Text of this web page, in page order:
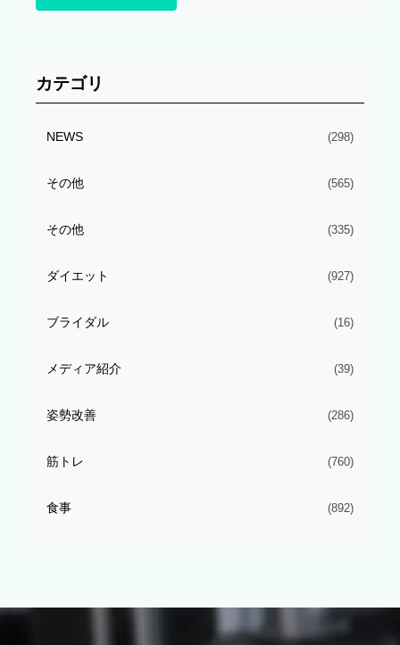
カテゴリ
NEWS (298)
その他 (565)
その他 (335)
ダイエット (927)
ブライダル (16)
メディア紹介 (39)
姿勢改善 (286)
筋トレ (760)
食事 (892)